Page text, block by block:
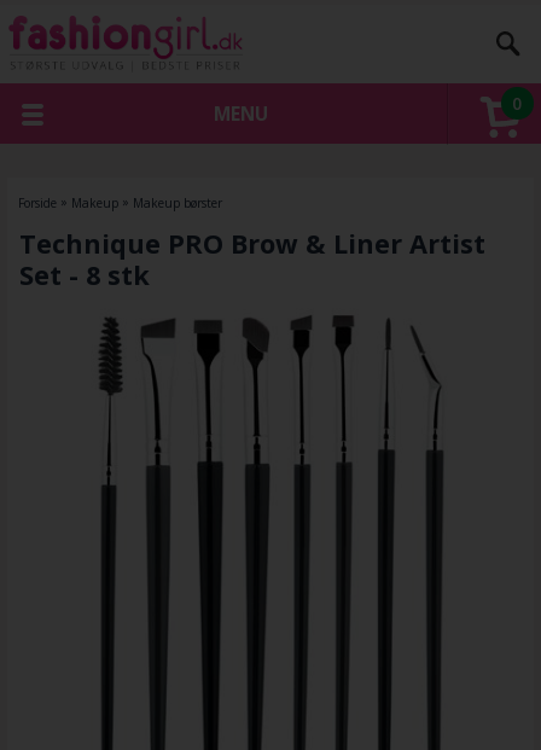
0
MENU
Forside » Makeup» Makeup børster
Technique PRO Brow & Liner Artist
Set - 8 stk